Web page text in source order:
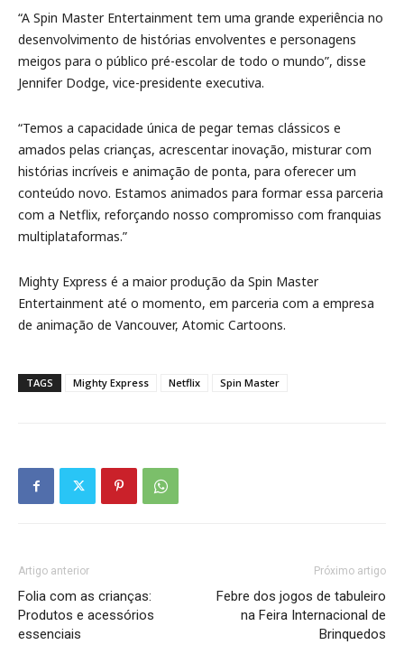
“A Spin Master Entertainment tem uma grande experiência no
desenvolvimento de histórias envolventes e personagens
meigos para o público pré-escolar de todo o mundo”, disse
Jennifer Dodge, vice-presidente executiva.
“Temos a capacidade única de pegar temas clássicos e
amados pelas crianças, acrescentar inovação, misturar com
histórias incríveis e animação de ponta, para oferecer um
conteúdo novo. Estamos animados para formar essa parceria
com a Netflix, reforçando nosso compromisso com franquias
multiplataformas.”
Mighty Express é a maior produção da Spin Master
Entertainment até o momento, em parceria com a empresa
de animação de Vancouver, Atomic Cartoons.
TAGS Mighty Express Netflix Spin Master
Artigo anterior
Folia com as crianças:
Produtos e acessórios
essenciais
Próximo artigo
Febre dos jogos de tabuleiro
na Feira Internacional de
Brinquedos